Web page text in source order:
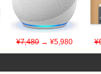
¥7,480→ ¥5,980